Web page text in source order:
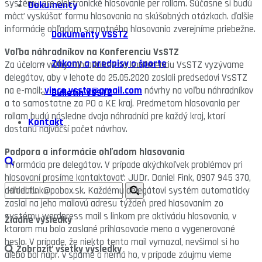
Dokumenty
Dokumenty VSSTZ
Zákony a predpisy o športe
Bulletin VSSTZ
Kontakt
Žiadne výsledky
Zobraziť všetky výsledky
systému pre elektronické hlasovanie per rollam. Súčasne si budú
môcť vyskúšať formu hlasovania na skúšobných otázkach. ďalšie
informácie ohľadom samotného hlasovania zverejníme priebežne.
Voľba náhradníkov na Konferenciu VsSTZ
Za účelom voľby náhradníkov na konferenciu VsSTZ vyzývame
delegátov, aby v lehote do 25.05.2020 zaslali predsedovi VsSTZ
na e-mail:vinco.vsstz@gmail.com návrhy na voľbu náhradníkov
a to samostatne za PO a KE kraj. Predmetom hlasovania per
rollam budú následne dvaja náhradníci pre každý kraj, ktorí
dostanú najväčší počet návrhov.
Podpora a informácie ohľadom hlasovania
Informácia pre delegátov. V prípade akýchkoľvek problémov pri
hlasovaní prosíme kontaktovať: JUDr. Daniel Fink, 0907 945 370,
daniel.fink@pobox.sk. Každému delegátovi systém automaticky
zaslal na jeho mailovú adresu týždeň pred hlasovaním zo
systému wordpress mail s linkom pre aktiváciu hlasovania, v
ktorom mu bolo zaslané prihlasovacie meno a vygenerované
heslo. V prípade, že niekto tento mail vymazal, nevšimol si ho
alebo bol napr. v spame a nemá ho, v prípade záujmu vieme